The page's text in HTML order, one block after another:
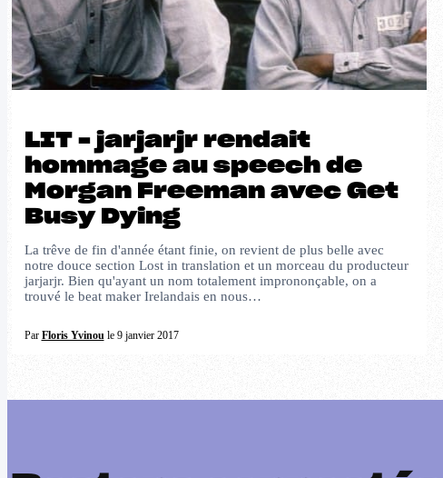
LIT – jarjarjr rendait
hommage au speech de
Morgan Freeman avec Get
Busy Dying
La trêve de fin d'année étant finie, on revient de plus belle avec
notre douce section Lost in translation et un morceau du producteur
jarjarjr. Bien qu'ayant un nom totalement imprononçable, on a
trouvé le beat maker Irelandais en nous…
Par Floris Yvinoule 9 janvier 2017